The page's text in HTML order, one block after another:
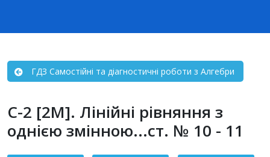
ГДЗ Самостійні та діагностичні роботи з Алгебри
С-2 [2М]. Лінійні рівняння з
однією змінною...ст. № 10 - 11
Зміст статті